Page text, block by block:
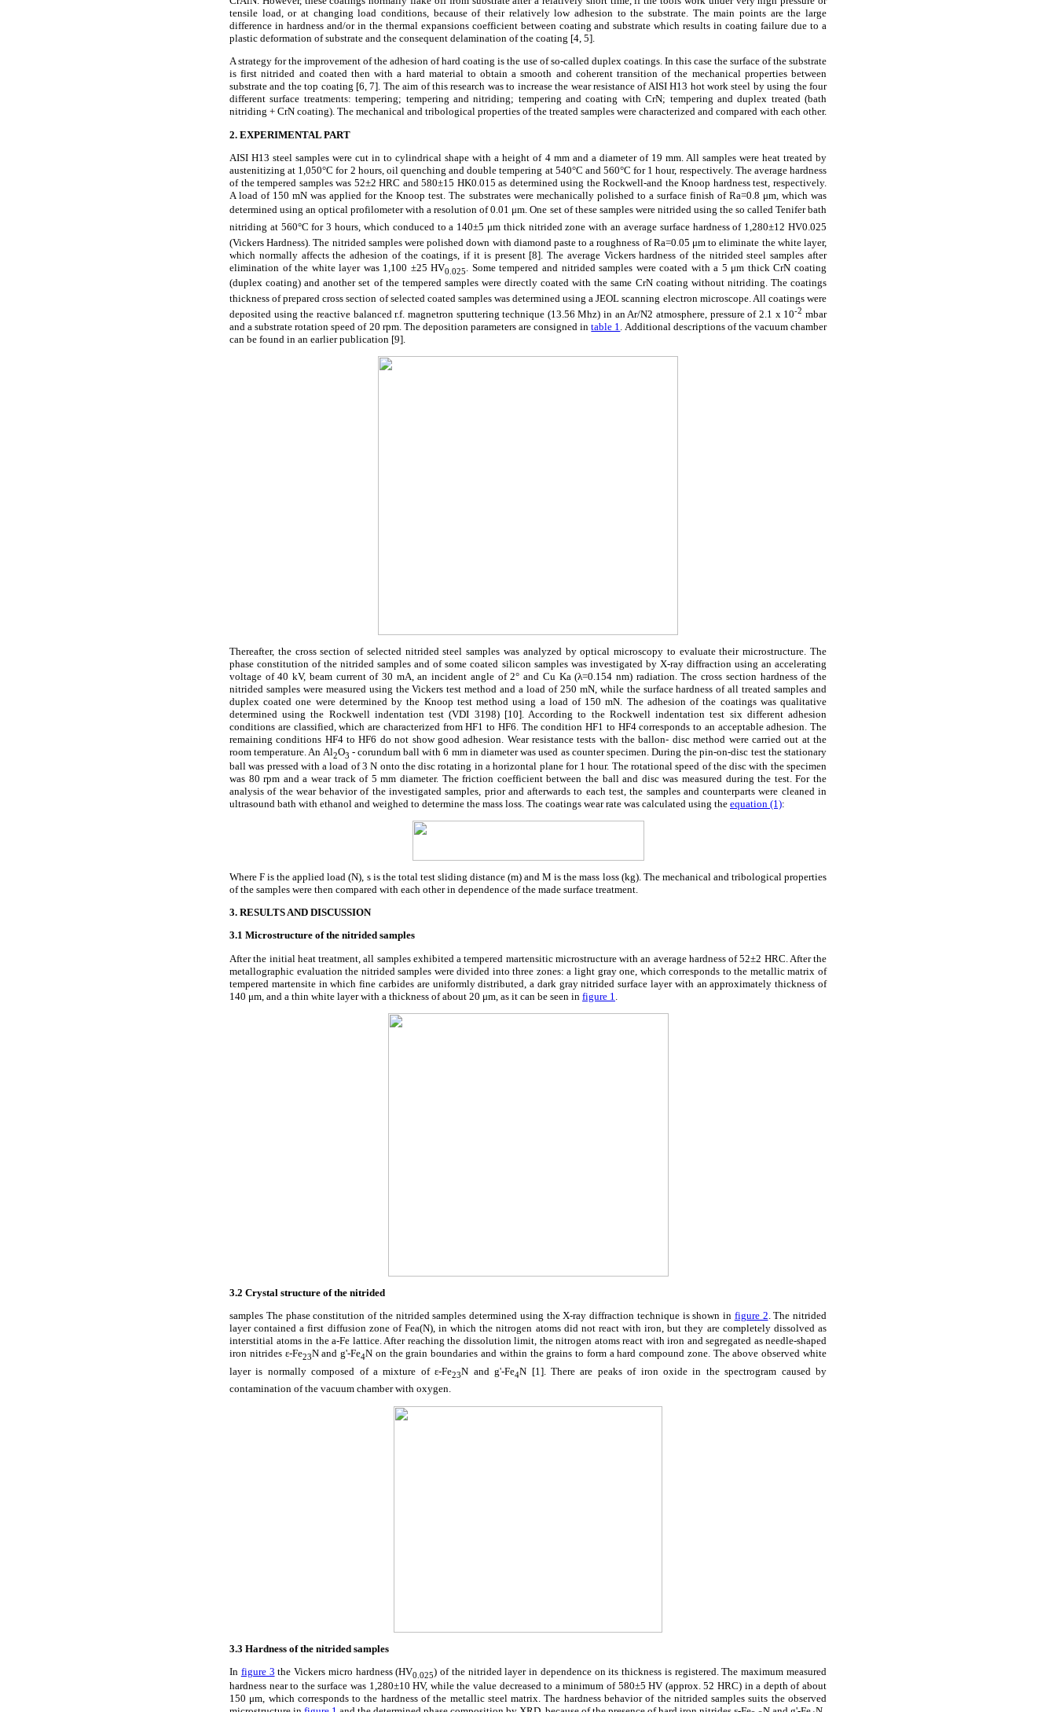
tensile load, or at changing load conditions, because of their relatively low adhesion to the substrate. The main points are the large
difference in hardness and/or in the thermal expansions coefficient between coating and substrate which results in coating failure due to a
plastic deformation of substrate and the consequent delamination of the coating [4, 5].
A strategy for the improvement of the adhesion of hard coating is the use of so-called duplex coatings. In this case the surface of the substrate
is first nitrided and coated then with a hard material toobtain a smooth and coherent transition of the mechanical properties between
substrate and the top coating [6, 7]. The aim of this research was to increase the wear resistance of AISI H13 hot work steel by using the four
different surface treatments: tempering; tempering and nitriding; tempering and coating with CrN; tempering and duplex treated (bath
nitriding + CrN coating). The mechanical and tribological properties of the treated samples were characterized and compared with each other.
2. EXPERIMENTAL PART
AISI H13 steel samples were cut in to cylindrical shape with a height of 4 mm and a diameter of 19 mm. All samples were heat treated by
austenitizing at 1,050°C for 2 hours, oil quenching and double tempering at 540°C and 560°C for 1 hour, respectively. The average hardness
of the tempered samples was 52±2 HRC and 580±15 HK0.015 as determined using the Rockwell-and the Knoop hardness test, respectively.
A load of 150 mN was applied for the Knoop test. The substrates were mechanically polished to a surface finish of Ra=0.8 μm, which was
determined using an optical profilometer with a resolution of 0.01 μm. One set of these samples were nitrided using the so called Tenifer bath
nitriding at 560°C for 3 hours, which conduced to a 140±5 μm thick nitrided zone with an average surface hardness of 1,280±12 HV0.025
(Vickers Hardness). The nitrided samples were polished down with diamond paste to a roughness of Ra=0.05 μm to eliminate the white layer,
which normally affects the adhesion of the coatings, if it is present [8]. The average Vickers hardness of the nitrided steel samples after
elimination of the white layer was 1,100 ±25 HV0.025
. Some tempered and nitrided samples were coated with a 5 μm thick CrN coating
(duplex coating) and another set of the tempered samples were directly coated with the same CrN coating without nitriding. The coatings
thickness of prepared cross section of selected coated samples was determined using a JEOL scanning electron microscope. All coatings were
deposited using the reactive balanced r.f. magnetron sputtering technique (13.56 Mhz) in an Ar/N2 atmosphere, pressure of 2.1 x 10-2 mbar
and a substrate rotation speed of 20 rpm. The deposition parameters are consigned intable 1
. Additional descriptions of the vacuum chamber
can be found in an earlier publication [9].
Thereafter, the cross section of selected nitrided steel samples was analyzed by optical microscopy to evaluate their microstructure. The
phase constitution of the nitrided samples and of some coated silicon samples was investigated by X-ray diffraction using an accelerating
voltage of 40 kV, beam current of 30 mA, an incident angle of 2° and Cu Ka(λ=0.154 nm) radiation. The cross section hardness of the
nitrided samples were measured using the Vickers test method and a load of 250 mN, while the surface hardness of all treated samples and
duplex coated one were determined by the Knoop test method using a load of 150 mN. The adhesion of the coatings was qualitative
determined using the Rockwell indentation test (VDI 3198) [10]. According to the Rockwell indentation test six different adhesion
conditions are classified, which are characterized from HF1 to HF6. The condition HF1 to HF4 corresponds to an acceptable adhesion. The
remaining conditions HF4 to HF6 do not show good adhesion. Wear resistance tests with the ballon- disc method were carried out at the
room temperature. An Al2O3 - corundum ball with 6 mm in diameter was used as counter specimen. During the pin-on-disc test the stationary
ball was pressed with a load of 3 N onto the disc rotating in a horizontal plane for 1 hour. The rotational speed of the disc with the specimen
was 80 rpm and a wear track of 5 mm diameter. The friction coefficient between the ball and disc was measured during the test. For the
analysis of the wear behavior of the investigated samples, prior and afterwards to each test, the samples and counterparts were cleaned in
ultrasound bath with ethanol and weighed to determine the mass loss. The coatings wear rate was calculated using the equation (1):
Where F is the applied load (N), s is the total test sliding distance (m) and M is the mass loss (kg). The mechanical and tribological properties
of the samples were then compared with each other in dependence of the made surface treatment.
3. RESULTS AND DISCUSSION
3.1 Microstructure of the nitrided samples
After the initial heat treatment, all samples exhibited a tempered martensitic microstructure with an average hardness of 52±2 HRC. After the
metallographic evaluation the nitrided samples were divided into three zones: a light gray one, which corresponds to the metallic matrix of
tempered martensite in which fine carbides are uniformly distributed, a dark gray nitrided surface layer with an approximately thickness of
140 μm, and a thin white layer with a thickness of about 20 μm, as it can be seen in figure 1
3.2 Crystal structure of the nitrided
samples The phase constitution of the nitrided samples determined using the X-ray diffraction technique is shown in figure 2. The nitrided
layer contained a first diffusion zone of Fea(N), in which the nitrogen atoms did not react with iron, but they are completely dissolved as
interstitial atoms in the a-Fe lattice. After reaching the dissolution limit, the nitrogen atoms react with iron and segregated as needle-shaped
iron nitrides ε-Fe23N andg'-Fe4N on the grain boundaries and within the grains to form a hard compound zone. The above observed white
layer is normally composed of a mixture of ε-Fe23N andg'-Fe4N [1]. There are peaks of iron oxide in the spectrogram caused by
contamination of the vacuum chamber with oxygen.
3.3 Hardness of the nitrided samples
In figure 3 the Vickers micro hardness (HV0.025) of the nitrided layer in dependence on its thickness is registered. The maximum measured
hardness near to the surface was 1,280±10 HV, while the value decreased to a minimum of 580±5 HV (approx. 52 HRC) in a depth of about
150 μm, which corresponds to the hardness of the metallic steel matrix. The hardness behavior of the nitrided samples suits the observed